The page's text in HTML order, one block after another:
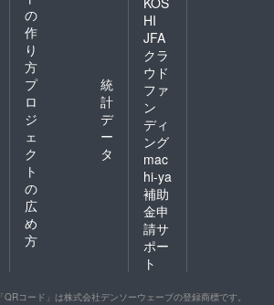
の
作
り
方
プ
ロ
ジ
ェ
ク
ト
の
広
め
方
統
計
デ
ー
タ
HI
JFA
クラ
ウド
ファ
ン
ディ
ング
mac
hi-ya
補助
金申
請サ
ポー
ト
「QRコード」は株式会社デンソーウェーブの登録商標です。